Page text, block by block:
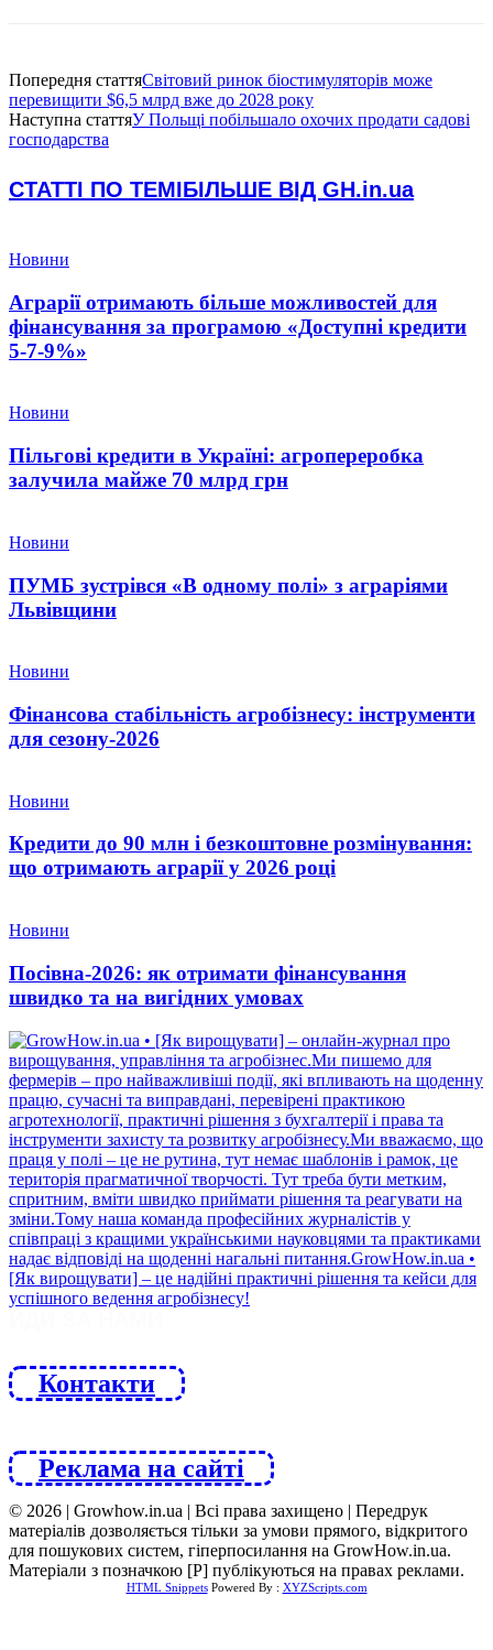
Попередня статтяСвітовий ринок біостимуляторів може
перевищити $6,5 млрд вже до 2028 року
Наступна статтяУ Польщі побільшало охочих продати садові
господарства
СТАТТІ ПО ТЕМІБІЛЬШЕ ВІД GH.in.ua
Новини
Аграрії отримають більше можливостей для
фінансування за програмою «Доступні кредити
5-7-9%»
Новини
Пільгові кредити в Україні: агропереробка
залучила майже 70 млрд грн
Новини
ПУМБ зустрівся «В одному полі» з аграріями
Львівщини
Новини
Фінансова стабільність агробізнесу: інструменти
для сезону-2026
Новини
Кредити до 90 млн і безкоштовне розмінування:
що отримають аграрії у 2026 році
Новини
Посівна-2026: як отримати фінансування
швидко та на вигідних умовах
Контакти
Реклама на сайті
© 2026 | Growhow.in.ua | Всі права захищено | Передрук
матеріалів дозволяється тільки за умови прямого, відкритого
для пошукових систем, гіперпосилання на GrowHow.in.ua.
Матеріали з позначкою [Р] публікуються на правах реклами.
HTML SnippetsPowered By : XYZScripts.com